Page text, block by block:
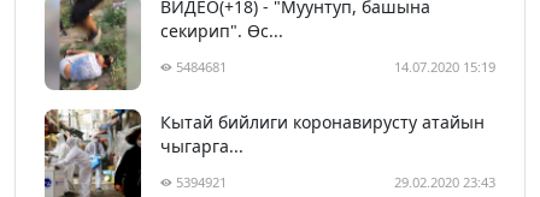
ВИДЕО(+18) - "Муунтуп, башына
секирип". Өс...
5484681 14.07.2020 15:19
Кытай бийлиги коронавирусту атайын
чыгарга...
5394921 29.02.2020 23:43